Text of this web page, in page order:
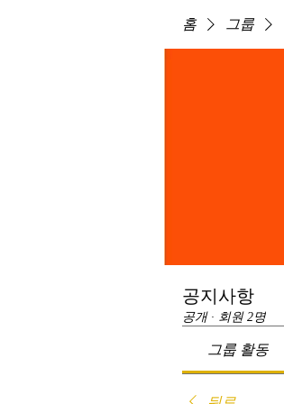
홈 그룹
공지사항
공개 · 회원 2명
그룹 활동